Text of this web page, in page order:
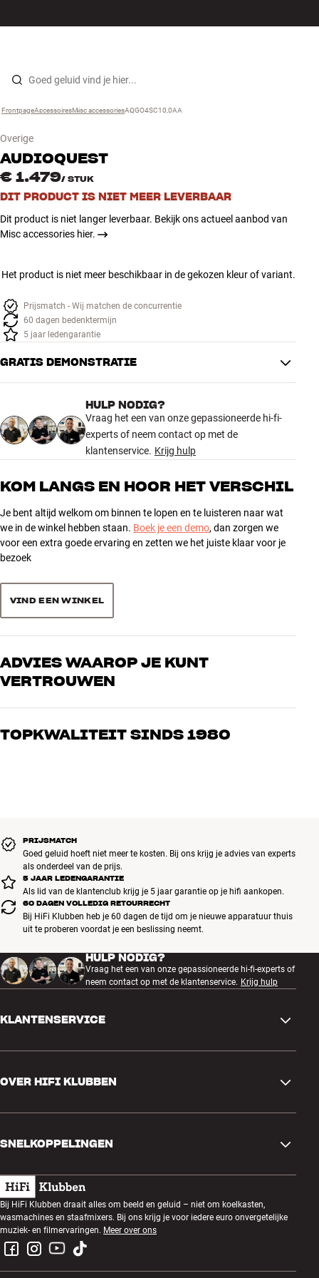
Skip to content
Luidsprekers
Koptelefoons
Surround
Tv
Accessoires
INSPIRATIE
MERKEN
NIEUW
Winkels
Klantenservice
Inloggen
Klantenservice
Frontpage ›
Accessoires ›
Misc accessories ›
AQGO4SC10,0AA
Overige
AUDIOQUEST
€ 1.479/ STUK
DIT PRODUCT IS NIET MEER LEVERBAAR
Dit product is niet langer leverbaar. Bekijk ons actueel aanbod van
Misc accessories hier.
Het product is niet meer beschikbaar in de gekozen kleur of variant.
Prijsmatch - Wij matchen de concurrentie
60 dagen bedenktermijn
5 jaar ledengarantie
GRATIS DEMONSTRATIE
HULP NODIG?
Vraag het een van onze gepassioneerde hi-fi-
experts of neem contact op met de
klantenservice. Krijg hulp
KOM LANGS EN HOOR HET VERSCHIL
Je bent altijd welkom om binnen te lopen en te luisteren naar wat
we in de winkel hebben staan. Boek je een demo, dan zorgen we
voor een extra goede ervaring en zetten we het juiste klaar voor je
bezoek
VIND EEN WINKEL
ADVIES WAAROP JE KUNT
VERTROUWEN
Onze medewerkers zijn echte liefhebbers die de producten door en
muziek als home cinema. Vertel ons wat je zoekt, dan vinden we
TOPKWALITEIT SINDS 1980
PRIJSMATCH
Goed geluid hoeft niet meer te kosten. Bij ons krijg je advies van experts
als onderdeel van de prijs.
5 JAAR LEDENGARANTIE
Als lid van de klantenclub krijg je 5 jaar garantie op je hifi aankopen.
60 DAGEN VOLLEDIG RETOURRECHT
Bij HiFi Klubben heb je 60 dagen de tijd om je nieuwe apparatuur thuis
uit te proberen voordat je een beslissing neemt.
HULP NODIG?
Vraag het een van onze gepassioneerde hi-fi-experts of
neem contact op met de klantenservice. Krijg hulp
KLANTENSERVICE
Ruilen en retourneren
Bestelling herroepen
Algemene voorwaarden
Privacybeleid
OVER HIFI KLUBBEN
Klantenclub
Luisteravond
Prijsvragen
Werken bij HiFi Klubben
SNELKOPPELINGEN
Cadeaubonnen
Bouwen met geluid
Montage en installatie
Bij HiFi Klubben draait alles om beeld en geluid – niet om koelkasten,
wasmachines en staafmixers. Bij ons krijg je voor iedere euro onvergetelijke
muziek- en filmervaringen. Meer over ons